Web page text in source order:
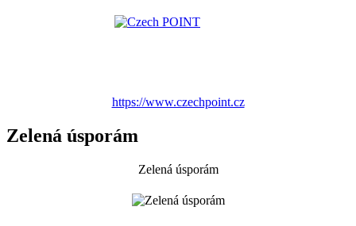
https://www.czechpoint.cz
Zelená úsporám
Zelená úsporám